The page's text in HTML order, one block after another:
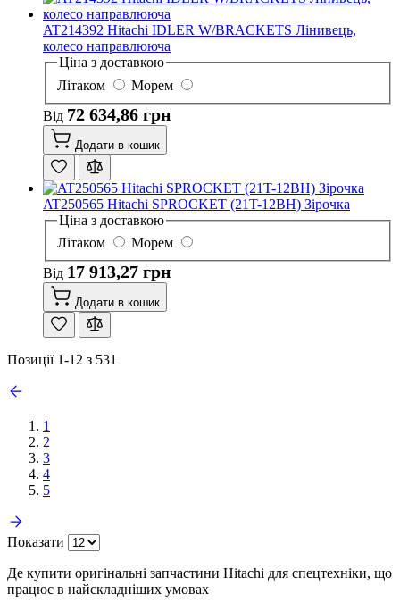
AT214392 Hitachi IDLER W/BRACKETS Лінивець,
колесо направлююча
Ціна з доставкою
Літаком
Морем
Від 72 634,86 грн
Додати в кошик
AT250565 Hitachi SPROCKET (21T-12BH) Зірочка
Ціна з доставкою
Літаком
Морем
Від 17 913,27 грн
Додати в кошик
Позиції 1-12 з 531
1
2
3
4
5
Показати
Де купити оригінальні запчастини Hitachi для спецтехніки, що
працює в найскладніших умовах